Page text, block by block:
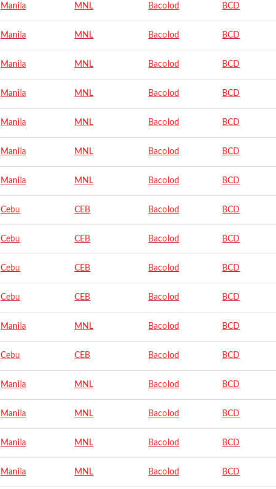
Manila MNL Bacolod BCD
Manila MNL Bacolod BCD
Manila MNL Bacolod BCD
Manila MNL Bacolod BCD
Manila MNL Bacolod BCD
Manila MNL Bacolod BCD
Manila MNL Bacolod BCD
Cebu CEB Bacolod BCD
Cebu CEB Bacolod BCD
Cebu CEB Bacolod BCD
Cebu CEB Bacolod BCD
Manila MNL Bacolod BCD
Cebu CEB Bacolod BCD
Manila MNL Bacolod BCD
Manila MNL Bacolod BCD
Manila MNL Bacolod BCD
Manila MNL Bacolod BCD